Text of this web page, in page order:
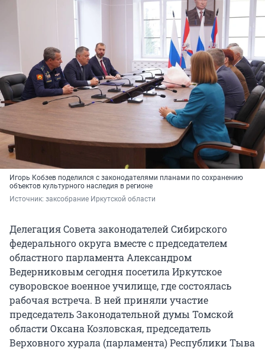
Игорь Кобзев поделился с законодателями планами по сохранению
объектов культурного наследия в регионе
Источник: заксобрание Иркутской области
Делегация Совета законодателей Сибирского
федерального округа вместе с председателем
областного парламента Александром
Ведерниковым сегодня посетила Иркутское
суворовское военное училище, где состоялась
рабочая встреча. В ней приняли участие
председатель Законодательной думы Томской
области Оксана Козловская, председатель
Верховного хурала (парламента) Республики Тыва